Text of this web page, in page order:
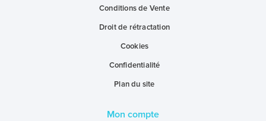
Conditions de Vente
Droit de rétractation
Cookies
Confidentialité
Plan du site
Mon compte